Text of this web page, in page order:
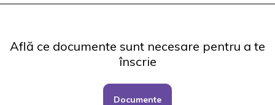
Află ce documente sunt necesare pentru a te
înscrie
Documente